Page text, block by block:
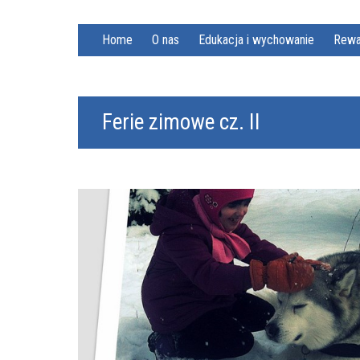
Home O nas Edukacja i wychowanie
Ferie zimowe cz. II